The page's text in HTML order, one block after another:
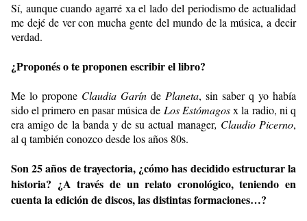
Sí, aunque cuando agarré xa el lado del periodismo de actualidad
me dejé de ver con mucha gente del mundo de la música, a decir
verdad.
¿Proponés o te proponen escribir el libro?
Me lo propone Claudia Garín de Planeta, sin saber q yo había
sido el primero en pasar música de Los Estómagosx la radio, ni q
era amigo de la banda y de su actual manager, Claudio Picerno,
al q también conozco desde los años 80s.
Son 25 años de trayectoria, ¿cómo has decidido estructurar la
historia? ¿A través de un relato cronológico, teniendo en
cuenta la edición de discos, las distintas formaciones…?